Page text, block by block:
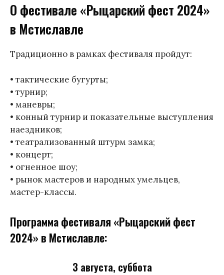
О фестивале «Рыцарский фест 2024»
в Мстиславле
Традиционно в рамках фестиваля пройдут:
• тактические бугурты;
• турнир;
• маневры;
• конный турнир и показательные выступления
наездников;
• театрализованный штурм замка;
• концерт;
• огненное шоу;
• рынок мастеров и народных умельцев,
мастер-классы.
Программа фестиваля «Рыцарский фест
2024» в Мстиславле:
3 августа, суббота